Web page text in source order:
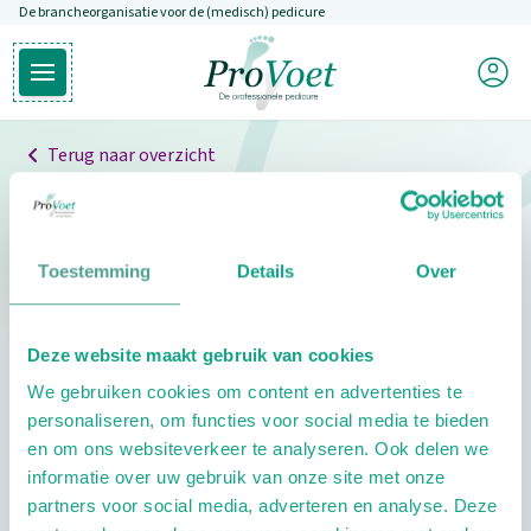
Toestemming Details Over
Deze website maakt gebruik van cookies
We gebruiken cookies om content en advertenties te
personaliseren, om functies voor social media te bieden
en om ons websiteverkeer te analyseren. Ook delen we
informatie over uw gebruik van onze site met onze
partners voor social media, adverteren en analyse. Deze
Overslaan en naar de inhoud gaan
De brancheorganisatie voor de (medisch) pedicure
Open hoofdmenu
Ga naar de homepagina
Mijn
Terug naar overzicht
Professionals
Pedicure niet gevonden
pedicure.